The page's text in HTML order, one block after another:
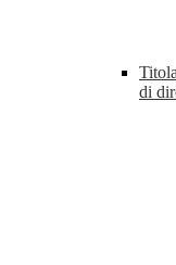
di